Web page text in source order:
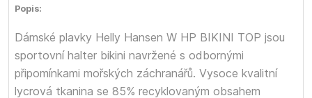
Popis:
Dámské plavky Helly Hansen W HP BIKINI TOP jsou
sportovní halter bikini navržené s odbornými
připomínkami mořských záchranářů. Vysoce kvalitní
lycrová tkanina se 85% recyklovaným obsahem